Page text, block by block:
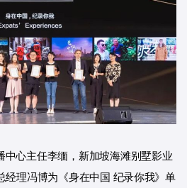
心主任李缅，新加坡海滩别墅影业
经理冯博为《身在中国 纪录你我》单